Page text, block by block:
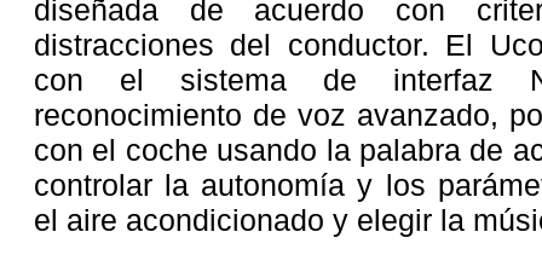
diseñada de acuerdo con
distracciones del conductor. El
con el sistema de interfaz
reconocimiento de voz avanzado,
con el coche usando la palabra de
controlar la autonomía y los
el aire acondicionado y elegir la